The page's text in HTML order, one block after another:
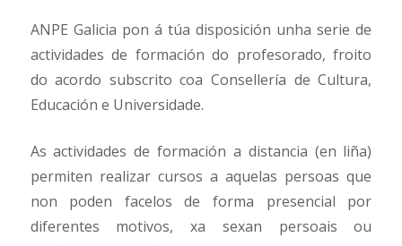
ANPE Galicia pon á túa disposición unha serie de
actividades de formación do profesorado, froito
do acordo subscrito coa Consellería de Cultura,
Educación e Universidade.
As actividades de formación a distancia (en liña)
permiten realizar cursos a aquelas persoas que
non poden facelos de forma presencial por
diferentes motivos, xa sexan persoais ou